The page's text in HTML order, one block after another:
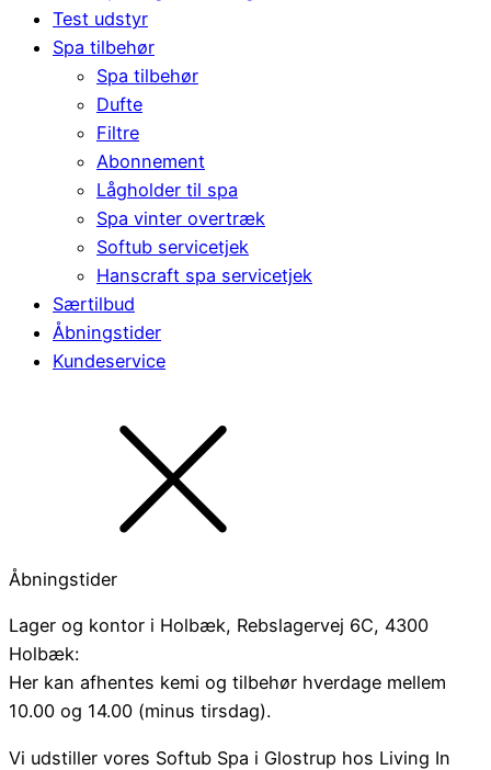
Test udstyr
Spa tilbehør
Spa tilbehør
Dufte
Filtre
Abonnement
Lågholder til spa
Spa vinter overtræk
Softub servicetjek
Hanscraft spa servicetjek
Særtilbud
Åbningstider
Kundeservice
Åbningstider
Lager og kontor i Holbæk, Rebslagervej 6C, 4300
Holbæk:
Her kan afhentes kemi og tilbehør hverdage mellem
10.00 og 14.00 (minus tirsdag).
Vi udstiller vores Softub Spa i Glostrup hos Living In